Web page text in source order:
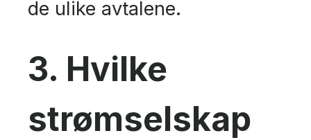
de ulike avtalene.
3. Hvilke
strømselskap